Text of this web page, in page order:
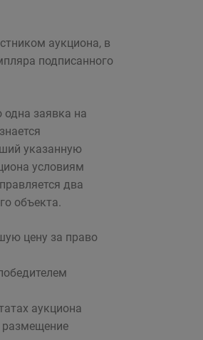
аукциона, в
подписанного
одна заявка на
указанную
условиям
два
объекта.
цену за право
аукциона
размещение